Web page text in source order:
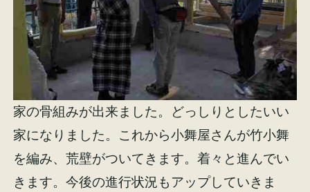
家の骨組みが出来ました。どっしりとしたいい
家になりました。これから小舞屋さんが竹小舞
を編み、荒壁がついてきます。着々と進んでい
きます。今後の進行状況もアップしていきま